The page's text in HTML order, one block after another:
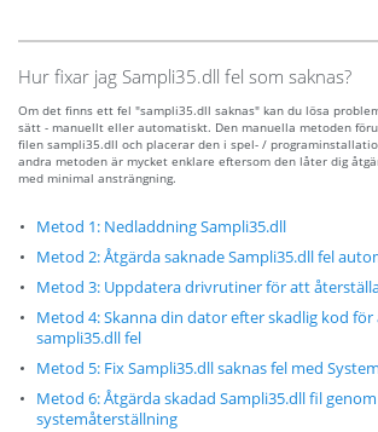
Hur fixar jag Sampli35.dll fel som saknas?
Om det finns ett fel "sampli35.dll saknas" kan du lösa
sätt - manuellt eller automatiskt. Den manuella metoden
filen sampli35.dll och placerar den i spel- /
andra metoden är mycket enklare eftersom den låter dig
med minimal ansträngning.
Metod 1: Nedladdning Sampli35.dll
Metod 2: Åtgärda saknade Sampli35.dll fel
Metod 3: Uppdatera drivrutiner för att
Metod 4: Skanna din dator efter skadlig kod
sampli35.dll fel
Metod 5: Fix Sampli35.dll saknas fel med
Metod 6: Åtgärda skadad Sampli35.dll fil
systemåterställning